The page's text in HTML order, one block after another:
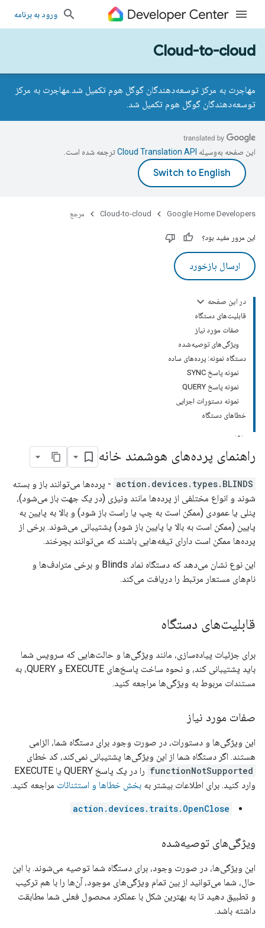
ورود به برنامه
Cloud-to-cloud
مهاجرت به مرکز توسعه‌دهندگان گوگل هوم تکمیل شد.مهاجرت به مرکز
توسعه‌دهندگان گوگل هوم تکمیل شد.
این صفحه به‌وسیله ترجمه شده است.
Google Home Developers
Cloud-to-cloud مرجع
این مرور مفید بود؟
ارسال بازخورد
در این صفحه
قابلیت‌های دستگاه
صفات مورد نیاز
ویژگی‌های توصیه‌شده
دستگاه نمونه: پرده‌های ساده
نمونه پاسخ SYNC
نمونه پاسخ QUERY
نمونه دستورات اجرایی
خطاهای دستگاه
راهنمای پرده‌های هوشمند خانه
action.devices.types.BLINDS - پرده‌ها می‌توانند باز و بسته
شوند و انواع مختلفی از پرده‌ها مانند ونیزی (در یک جهت باز می‌شود)،
پنلی یا عمودی (ممکن است به چپ یا راست باز شود) و بالا به پایین به
پایین (ممکن است به بالا یا پایین باز شود) پشتیبانی می‌شوند. برخی از
پرده‌ها ممکن است دارای تیغه‌هایی باشند که می‌توانند بچرخند.
این نوع نشان می‌دهد که دستگاه نماد Blinds و برخی مترادف‌ها و
نام‌های مستعار مرتبط را دریافت می‌کند.
قابلیت‌های دستگاه
برای جزئیات پیاده‌سازی، مانند ویژگی‌ها و حالت‌هایی که سرویس شما
باید پشتیبانی کند، و نحوه ساخت پاسخ‌های EXECUTE و QUERY، به
مستندات مربوط به ویژگی‌ها مراجعه کنید.
صفات مورد نیاز
این ویژگی‌ها و دستورات، در صورت وجود برای دستگاه شما، الزامی
هستند. اگر دستگاه شما از این ویژگی‌ها پشتیبانی نمی‌کند، کد خطای
functionNotSupported
را در یک پاسخ QUERY یا EXECUTE
وارد کنید. برای اطلاعات بیشتر به بخش خطاها و استثنائات مراجعه کنید.
action.devices.traits.OpenClose
ویژگی‌های توصیه‌شده
این ویژگی‌ها، در صورت وجود، برای دستگاه شما توصیه می‌شوند. با این
حال، شما می‌توانید از بین تمام ویژگی‌های موجود، آن‌ها را با هم ترکیب
و تطبیق دهید تا به بهترین شکل با عملکرد محصول فعلی شما مطابقت
داشته باشد.